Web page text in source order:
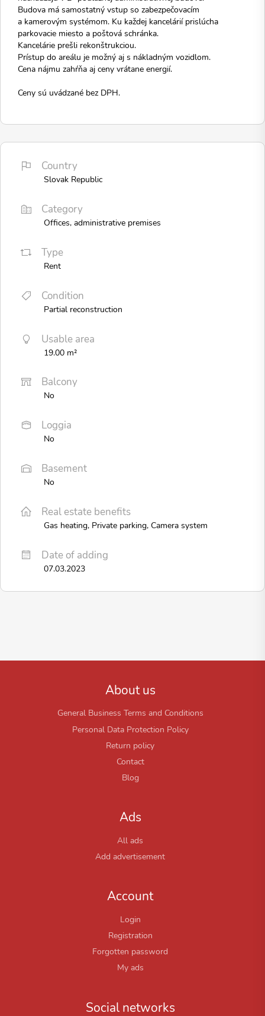
Budova má samostatný vstup so zabezpečovacím
a kamerovým systémom. Ku každej kancelárií prislúcha
parkovacie miesto a poštová schránka.
Kancelárie prešli rekonštrukciou.
Prístup do areálu je možný aj s nákladným vozidlom.
Cena nájmu zahŕňa aj ceny vrátane energií.
Ceny sú uvádzané bez DPH.
Country
Slovak Republic
Category
Offices, administrative premises
Type
Rent
Condition
Partial reconstruction
Usable area
19.00 m²
Balcony
No
Loggia
No
Basement
No
Real estate benefits
Gas heating, Private parking, Camera system
Date of adding
07.03.2023
About us
General Business Terms and Conditions
Personal Data Protection Policy
Return policy
Contact
Blog
Ads
All ads
Add advertisement
Account
Login
Registration
Forgotten password
My ads
Social networks